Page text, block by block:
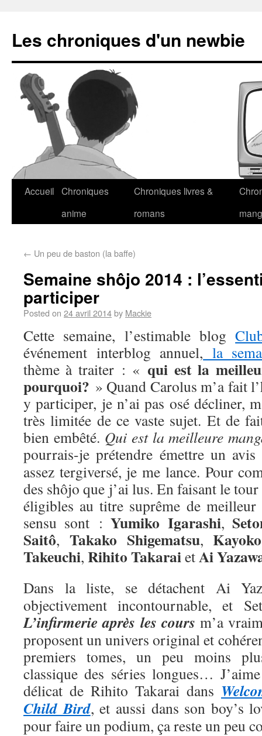
Les chroniques d'un newbie
Accueil Chroniques
anime
Chroniques livres &
romans
← Un peu de baston (la baffe)
Semaine shôjo 2014 :
participer
Posted on 24 avril 2014by Mackie
Cette semaine, l’estimable blog
événement interblog annuel, la
thème à traiter : « qui est la
pourquoi? » Quand Carolus m’a fait
y participer, je n’ai pas osé décliner,
très limitée de ce vaste sujet. Et de
bien embêté. Qui est la meilleure
pourrais-je prétendre émettre un
assez tergiversé, je me lance. Pour
des shôjo que j’ai lus. En faisant le tour
éligibles au titre suprême de
sensu sont :Yumiko Igarashi,
Saitô, Takako Shigematsu,Kayoko
Takeuchi, Rihito TakaraietAi
Dans la liste, se détachent Ai
objectivement incontournable, et
L’infirmerie après les cours m’a
proposent un univers original et
premiers tomes, un peu moins
classique des séries longues…
délicat de Rihito Takarai dans
Child Bird, et aussi dans son boy’s
pour faire un podium, ça reste un peu